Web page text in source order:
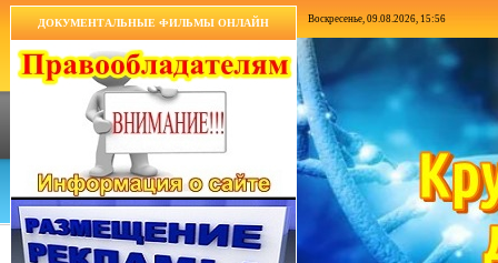
ДОКУМЕНТАЛЬНЫЕ ФИЛЬМЫ ОНЛАЙН Воскресенье, 09.08.2026, 15:56